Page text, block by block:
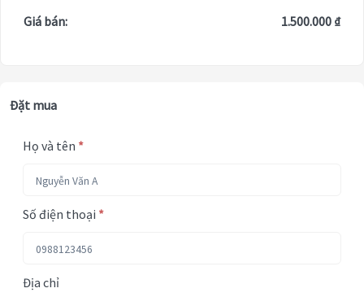
Giá bán: 1.500.000 ₫
Đặt mua
Họ và tên *
Số điện thoại *
Địa chỉ